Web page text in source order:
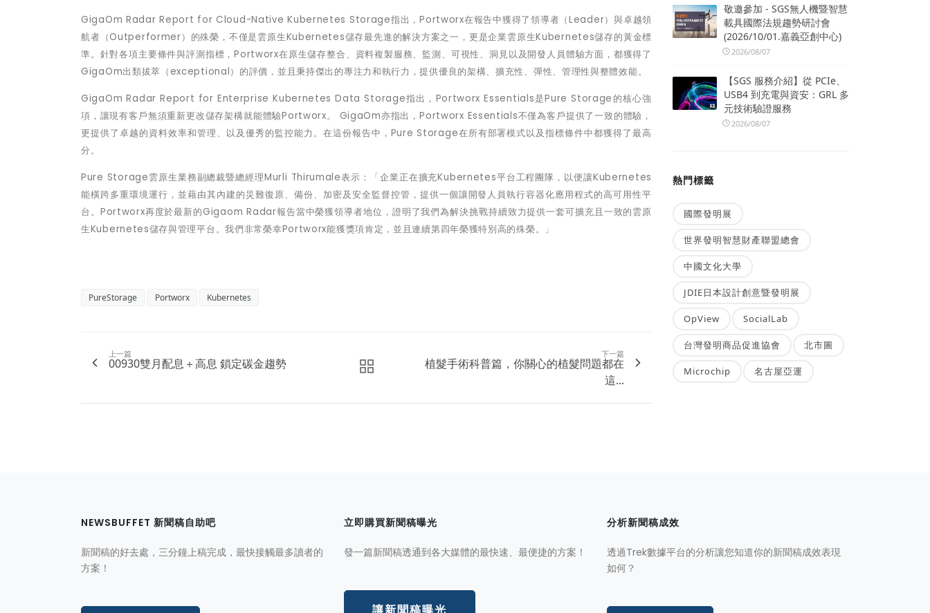
GigaOm Radar Report for Cloud-Native Kubernetes Storage指出，Portworx在報告中獲得了領導者 （Leader）與卓越領
航者 （Outperformer） 的殊榮 ， 不僅是雲原生Kubernetes儲存最先進的解決方案之一 ， 更是企業雲原生Kubernetes儲存的黃金標
準。針對各項主要條件與評測指標，Portworx在原生儲存整合、資料複製服務、監測、可視性、洞見以及開發人員體驗方面，都獲得了
GigaOm出類拔萃（exceptional）的評價，並且秉持傑出的專注力和執行力，提供優良的架構、擴充性、彈性、管理性與整體效能。
GigaOm Radar Report for Enterprise Kubernetes Data Storage指出，Portworx Essentials是Pure Storage的核心強
項，讓現有客戶無須重新更改儲存架構就能體驗Portworx。 GigaOm亦指出，Portworx Essentials不僅為客戶提供了一致的體驗，
更提供了卓越的資料效率和管理、以及優秀的監控能力。在這份報告中，Pure Storage在所有部署模式以及指標條件中都獲得了最高
分。
Pure Storage雲原生業務副總裁暨總經理Murli Thirumale表示：「企業正在擴充Kubernetes平台工程團隊，以便讓Kubernetes
能橫跨多重環境運行，並藉由其內建的災難復原、備份、加密及安全監督控管，提供一個讓開發人員執行容器化應用程式的高可用性平
台。Portworx再度於最新的Gigaom Radar報告當中榮獲領導者地位，證明了我們為解決挑戰持續致力提供一套可擴充且一致的雲原
生Kubernetes儲存與管理平台。我們非常榮幸Portworx能獲獎項肯定，並且連續第四年榮獲特別高的殊榮。」
PureStorage Portworx Kubernetes
上一篇
00930雙月配息＋高息 鎖定碳金趨勢
下一篇
植髮手術科普篇，你關心的植髮問題都在
這...
敬邀參加 - SGS無人機暨智慧
載具國際法規趨勢研討會
(2026/10/01.嘉義亞創中心)
2026/08/07
【SGS 服務介紹】從 PCIe、
USB4 到充電與資安：GRL 多
元技術驗證服務
2026/08/07
熱門標籤
國際發明展
世界發明智慧財產聯盟總會
中國文化大學
JDIE日本設計創意暨發明展
OpView SocialLab
台灣發明商品促進協會 北市圖
Microchip 名古屋亞運
NEWSBUFFET 新聞稿自助吧
新聞稿的好去處，三分鐘上稿完成，最快接觸最多讀者的
方案！
立即購買新聞稿曝光
發一篇新聞稿透通到各大媒體的最快速、最便捷的方案！
讓新聞稿曝光
分析新聞稿成效
透過Trek數據平台的分析讓您知道你的新聞稿成效表現
如何？